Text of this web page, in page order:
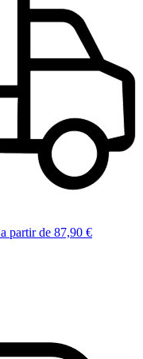
a partir de 87,90 €